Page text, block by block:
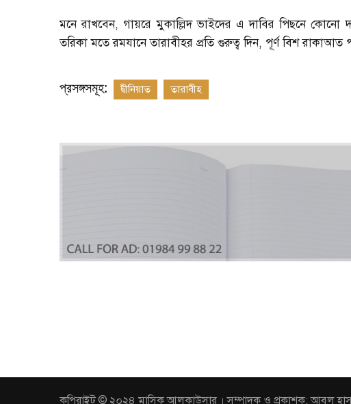
মনে রাখবেন, গায়রে মুকাল্লিদ ভাইদের এ দাবির পিছনে
তরিকা মতে রমযানে তারাবীহর প্রতি গুরুত্ব দিন, পূর্ণ বিশ
প্রসঙ্গসমূহ: দ্বীনিয়াত তারাবীহ
কপিরাইট © ২০২৪ মাসিক আলকাউসার । সম্পাদক ও প্রকাশক: আবুল হাসান